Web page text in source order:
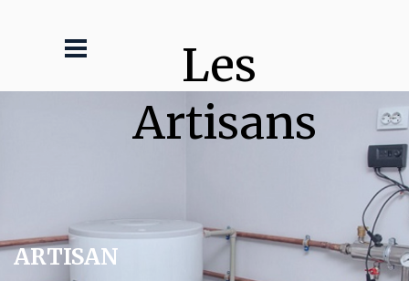
Les
Artisans
ARTISAN